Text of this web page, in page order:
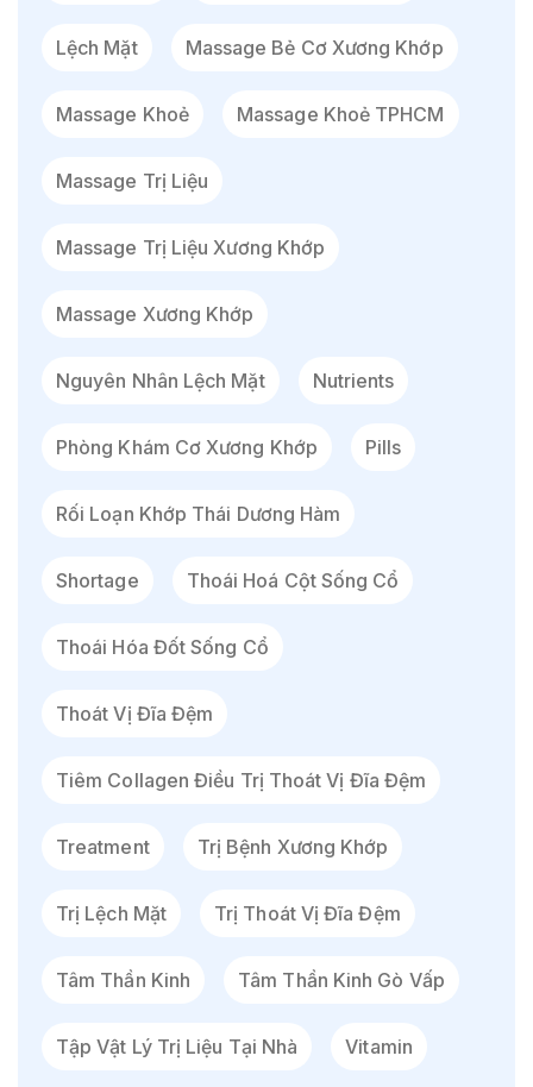
Lệch Mặt Massage Bẻ Cơ Xương Khớp
Massage Khoẻ Massage Khoẻ TPHCM
Massage Trị Liệu
Massage Trị Liệu Xương Khớp
Massage Xương Khớp
Nguyên Nhân Lệch Mặt Nutrients
Phòng Khám Cơ Xương Khớp Pills
Rối Loạn Khớp Thái Dương Hàm
Shortage Thoái Hoá Cột Sống Cổ
Thoái Hóa Đốt Sống Cổ
Thoát Vị Đĩa Đệm
Tiêm Collagen Điều Trị Thoát Vị Đĩa Đệm
Treatment Trị Bệnh Xương Khớp
Trị Lệch Mặt Trị Thoát Vị Đĩa Đệm
Tâm Thần Kinh Tâm Thần Kinh Gò Vấp
Tập Vật Lý Trị Liệu Tại Nhà Vitamin